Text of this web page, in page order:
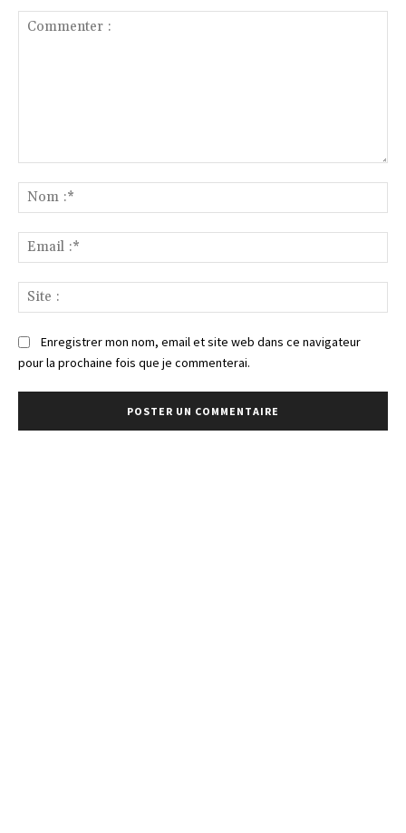
:*
:*
:
Enregistrer mon nom, email et site web dans ce navigateur
pour la prochaine fois que je commenterai.